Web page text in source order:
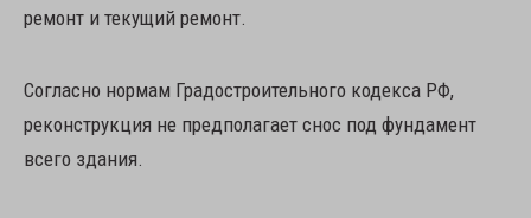
ремонт и текущий ремонт.
Согласно нормам Градостроительного кодекса РФ,
реконструкция не предполагает снос под фундамент
всего здания.